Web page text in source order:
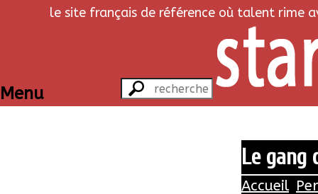
le site français de référence où talent rime
Menu
Le gang
Accueil